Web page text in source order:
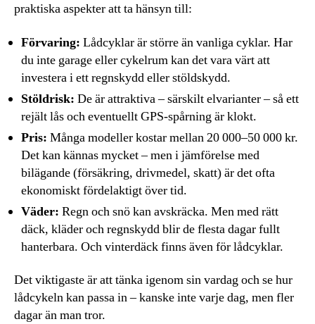
praktiska aspekter att ta hänsyn till:
Förvaring: Lådcyklar är större än vanliga cyklar. Har
du inte garage eller cykelrum kan det vara värt att
investera i ett regnskydd eller stöldskydd.
Stöldrisk: De är attraktiva – särskilt elvarianter – så ett
rejält lås och eventuellt GPS-spårning är klokt.
Pris: Många modeller kostar mellan 20 000–50 000 kr.
Det kan kännas mycket – men i jämförelse med
bilägande (försäkring, drivmedel, skatt) är det ofta
ekonomiskt fördelaktigt över tid.
Väder: Regn och snö kan avskräcka. Men med rätt
däck, kläder och regnskydd blir de flesta dagar fullt
hanterbara. Och vinterdäck finns även för lådcyklar.
Det viktigaste är att tänka igenom sin vardag och se hur
lådcykeln kan passa in – kanske inte varje dag, men fler
dagar än man tror.